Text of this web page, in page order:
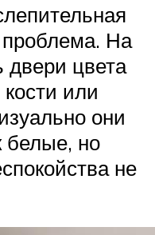
проблема. На
двери цвета
или
они
белые, но
не